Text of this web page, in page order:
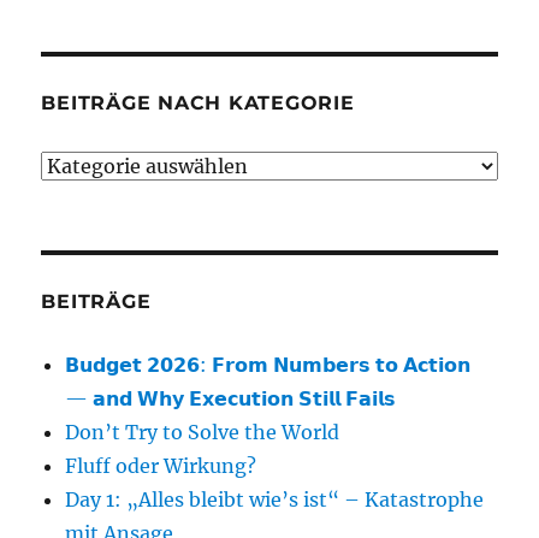
BEITRÄGE NACH KATEGORIE
Beiträge
BEITRÄGE
𝗕𝘂𝗱𝗴𝗲𝘁 𝟮𝟬𝟮𝟲: 𝗙𝗿𝗼𝗺 𝗡𝘂𝗺𝗯𝗲𝗿𝘀 𝘁𝗼 𝗔𝗰𝘁𝗶𝗼𝗻
— 𝗮𝗻𝗱 𝗪𝗵𝘆 𝗘𝘅𝗲𝗰𝘂𝘁𝗶𝗼𝗻 𝗦𝘁𝗶𝗹𝗹 𝗙𝗮𝗶𝗹𝘀
Don’t Try to Solve the World
Fluff oder Wirkung?
Day 1: „Alles bleibt wie’s ist“ – Katastrophe
mit Ansage